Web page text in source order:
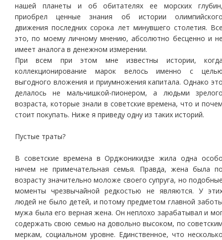
нашей планеты и об обитателях ее морских
приобрел ценные знания об истории
движения последних сорока лет минувшего столетия.
это, по моему личному мнению, абсолютно бесценно и
имеет аналога в денежном измерении.
При всем при этом мне известны истории,
коллекционирование марок велось именно с
выгодного вложения и приумножения капитала. Однако
делалось не мальчишкой-пионером, а людьми
возраста, которые знали в советские времена, что и
стоит покупать. Ниже я приведу одну из таких историй.
Пустые траты?
В советские времена в Орджоникидзе жила одна
ничем не примечательная семья. Правда, жена была
возрасту значительно моложе своего супруга, но
моменты чрезвычайной редкостью не являются. У
людей не было детей, и потому предметом главной
мужа была его верная жена. Он неплохо зарабатывал и
содержать свою семью на довольно высоком, по
меркам, социальном уровне. Единственное, что